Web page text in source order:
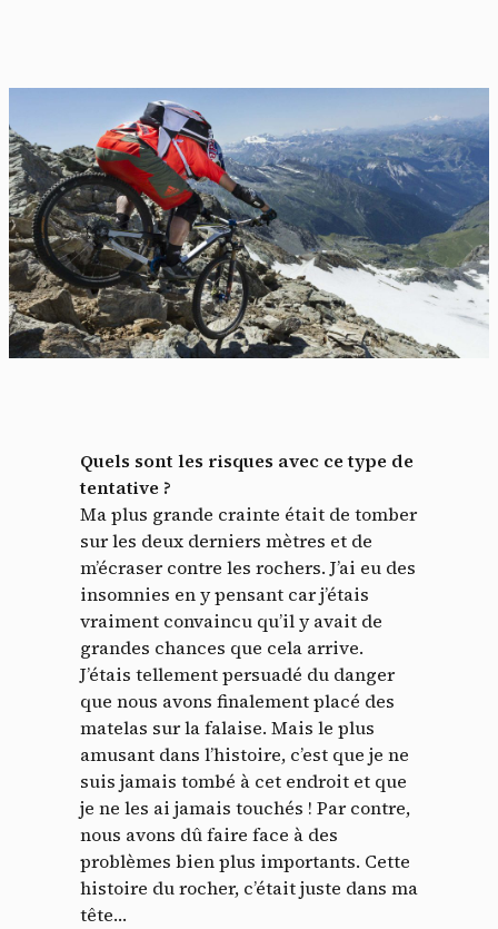
Quels sont les risques avec ce type de
tentative ?
Ma plus grande crainte était de tomber
sur les deux derniers mètres et de
m’écraser contre les rochers. J’ai eu des
insomnies en y pensant car j’étais
vraiment convaincu qu’il y avait de
grandes chances que cela arrive.
J’étais tellement persuadé du danger
que nous avons finalement placé des
matelas sur la falaise. Mais le plus
amusant dans l’histoire, c’est que je ne
suis jamais tombé à cet endroit et que
je ne les ai jamais touchés ! Par contre,
nous avons dû faire face à des
problèmes bien plus importants. Cette
histoire du rocher, c’était juste dans ma
tête…